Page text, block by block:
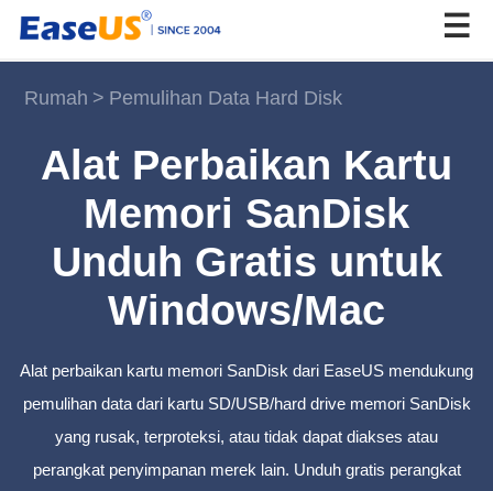
Rumah > Pemulihan Data Hard Disk
Alat Perbaikan Kartu
Memori SanDisk
Unduh Gratis untuk
Windows/Mac
Alat perbaikan kartu memori SanDisk dari EaseUS mendukung
pemulihan data dari kartu SD/USB/hard drive memori SanDisk
yang rusak, terproteksi, atau tidak dapat diakses atau
perangkat penyimpanan merek lain. Unduh gratis perangkat